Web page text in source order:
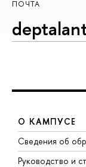
ПОЧТА
О КАМПУСЕ
Сведения об
Руководство и